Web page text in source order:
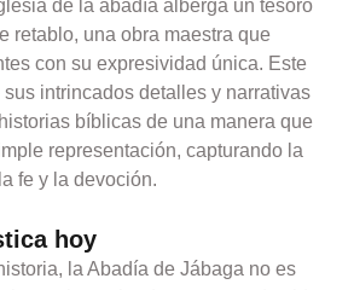
de la abadía alberga un tesoro
retablo, una obra maestra que
con su expresividad única. Este
sus intrincados detalles y narrativas
bíblicas de una manera que
representación, capturando la
fe y la devoción.
hoy
la Abadía de Jábaga no es